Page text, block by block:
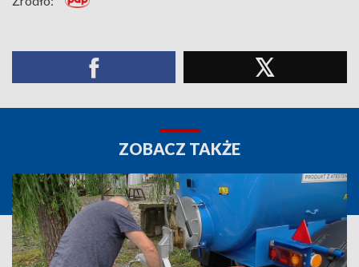
ZOBACZ TAKŻE